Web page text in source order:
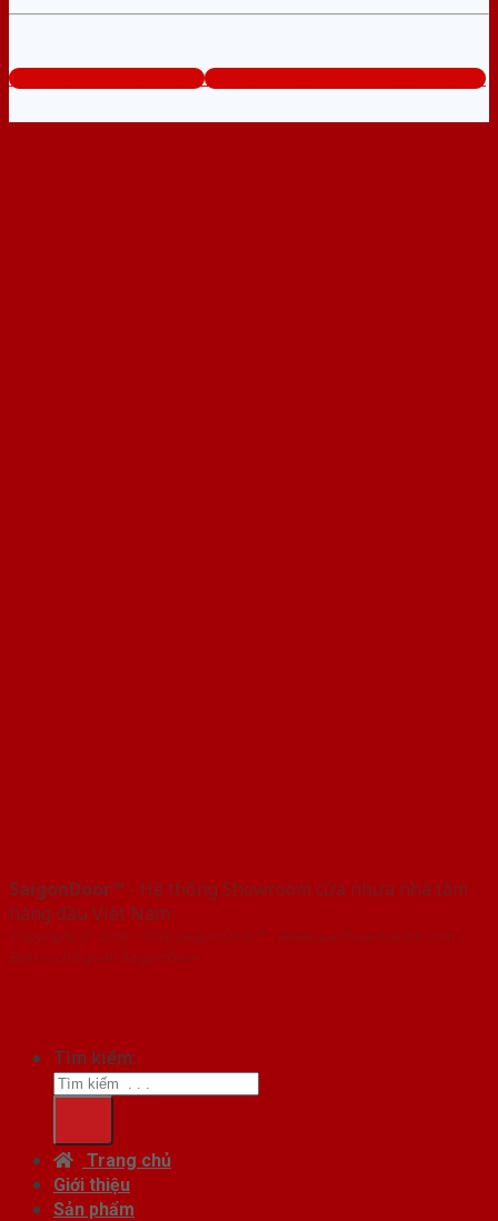
www.cuanhuanhatam.com Tổng đài tư vấn miễn phí: 0824.400.400
SaigonDoor™ - Hệ thống Showroom cửa nhựa nhà tắm
hàng đầu Việt Nam
Copyright ⓒ 2016 – 2026 SaigonDoor™ - www.cuanhuanhatam.com |
Đơn vị chủ quản SaigonDoor
Tìm kiếm:
Trang chủ
Giới thiệu
Sản phẩm